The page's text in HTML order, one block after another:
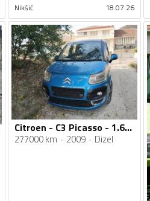
Nikšić 18.07.26
Citroen - C3 Picasso - 1.6 hdi 80 kw
277000 km 2009 Dizel